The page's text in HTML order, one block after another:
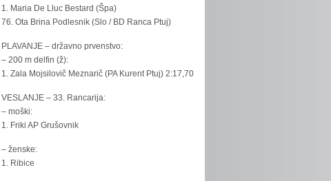
1. Maria De Lluc Bestard (Špa)
76. Ota Brina Podlesnik (Slo / BD Ranca Ptuj)
PLAVANJE – državno prvenstvo:
– 200 m delfin (ž):
1. Zala Mojsilovič Meznarič (PA Kurent Ptuj) 2:17,70
VESLANJE – 33. Rancarija:
– moški:
1. Friki AP Grušovnik
– ženske:
1. Ribice